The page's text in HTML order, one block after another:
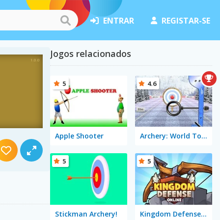
ENTRAR REGISTAR-SE
Jogos relacionados
Apple Shooter
5
Archery: World Tour
4.6
Stickman Archery!
5
Kingdom Defense Online
5